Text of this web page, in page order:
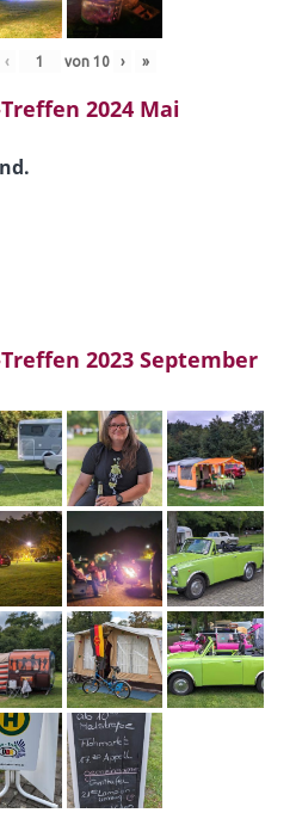
‹ von 10 › »
2024 Mai
2023 September